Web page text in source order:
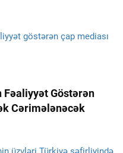
Fəaliyyət Göstərən
Cərimələnəcək